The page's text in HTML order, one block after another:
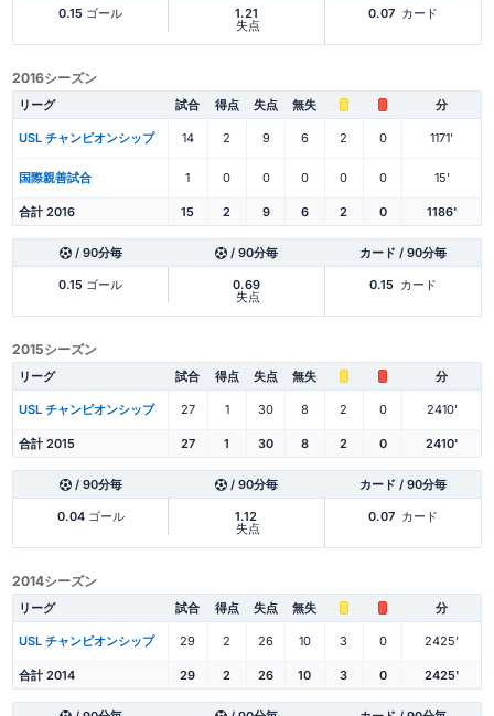
0.15 ゴール 1.21
失点
0.07 カード
2016シーズン
リーグ 試合 得点 失点 無失 分
USL チャンピオンシップ 14 2 9 6 2 0 1171'
国際親善試合 1 0 0 0 0 0 15'
合計 2016 15 2 9 6 2 0 1186'
/ 90分毎 / 90分毎 カード / 90分毎
0.15 ゴール 0.69
失点
0.15 カード
2015シーズン
リーグ 試合 得点 失点 無失 分
USL チャンピオンシップ 27 1 30 8 2 0 2410'
合計 2015 27 1 30 8 2 0 2410'
/ 90分毎 / 90分毎 カード / 90分毎
0.04ゴール 1.12
失点
0.07 カード
2014シーズン
リーグ 試合 得点 失点 無失 分
USL チャンピオンシップ 29 2 26 10 3 0 2425'
合計 2014 29 2 26 10 3 0 2425'